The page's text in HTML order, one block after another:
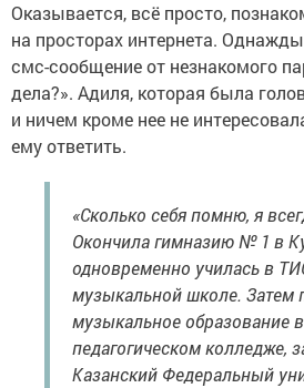
Оказывается, всё просто,
на просторах интернета.
смс-сообщение от незнакомого
дела?». Адиля, которая была
и ничем кроме нее не
ему ответить.
«Сколько себя помню, я
Окончила гимназию № 1 в
одновременно училась в
музыкальной школе. Затем
музыкальное образование
педагогическом колледже,
Казанский Федеральный